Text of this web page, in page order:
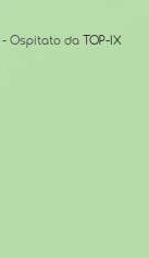
- Ospitato da TOP-IX